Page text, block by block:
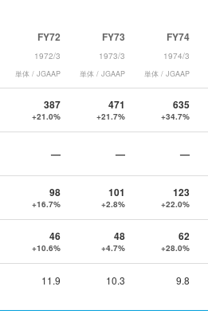
FY72
1972/3
単体 / JGAAP
FY73
1973/3
単体 / JGAAP
FY74
1974/3
単体 / JGAAP
387
+21.0%
471
+21.7%
635
+34.7%
— — —
98
+16.7%
101
+2.8%
123
+22.0%
46
+10.6%
48
+4.7%
62
+28.0%
11.9 10.3 9.8